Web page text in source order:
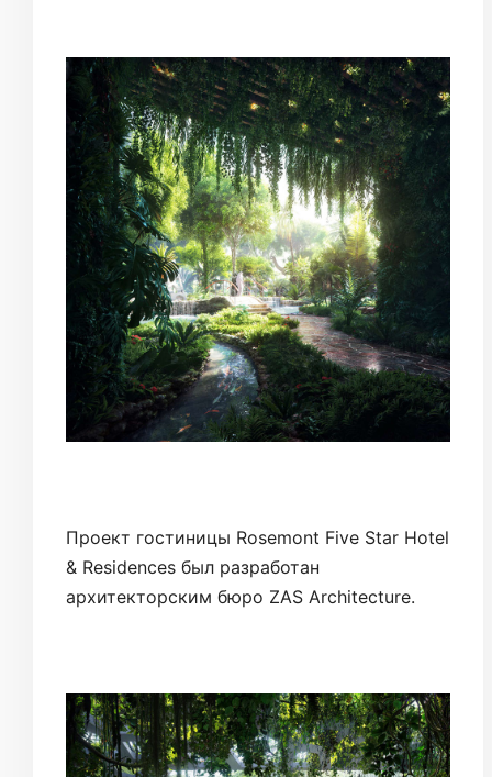
Проект гостиницы Rosemont Five Star Hotel
& Residences был разработан
архитекторским бюро ZAS Architecture.